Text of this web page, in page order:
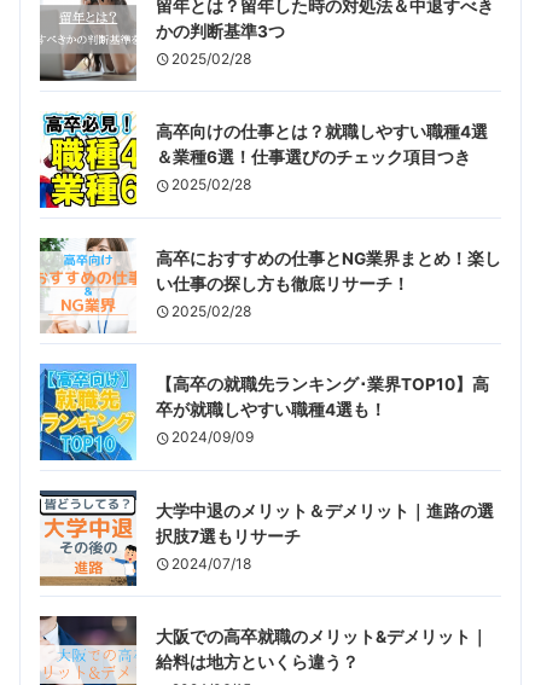
留年とは？留年した時の対処法＆中退すべき
かの判断基準3つ
2025/02/28
高卒向けの仕事とは？就職しやすい職種4選
＆業種6選！仕事選びのチェック項目つき
2025/02/28
高卒におすすめの仕事とNG業界まとめ！楽し
い仕事の探し方も徹底リサーチ！
2025/02/28
【高卒の就職先ランキング･業界TOP10】高
卒が就職しやすい職種4選も！
2024/09/09
大学中退のメリット＆デメリット｜進路の選
択肢7選もリサーチ
2024/07/18
大阪での高卒就職のメリット&デメリット｜
給料は地方といくら違う？